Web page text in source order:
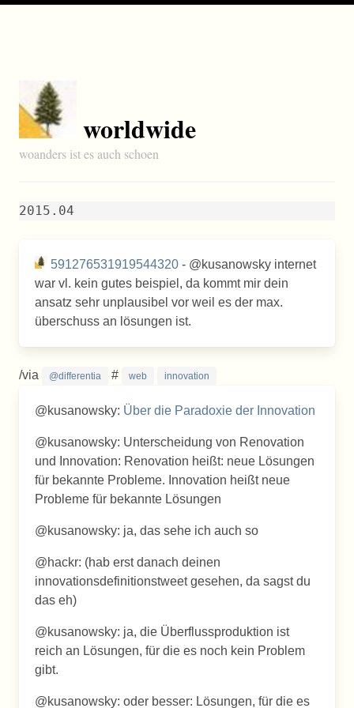
worldwide
woanders ist es auch schoen
2015.04
591276531919544320 - @kusanowsky internet
war vl. kein gutes beispiel, da kommt mir dein
ansatz sehr unplausibel vor weil es der max.
überschuss an lösungen ist.
/via @differentia # web innovation
@kusanowsky: Über die Paradoxie der Innovation
@kusanowsky: Unterscheidung von Renovation
und Innovation: Renovation heißt: neue Lösungen
für bekannte Probleme. Innovation heißt neue
Probleme für bekannte Lösungen
@kusanowsky: ja, das sehe ich auch so
@hackr: (hab erst danach deinen
innovationsdefinitionstweet gesehen, da sagst du
das eh)
@kusanowsky: ja, die Überflussproduktion ist
reich an Lösungen, für die es noch kein Problem
gibt.
@kusanowsky: oder besser: Lösungen, für die es